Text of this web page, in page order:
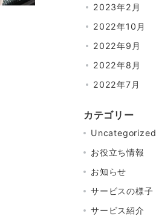
2023年2月
2022年10月
2022年9月
2022年8月
2022年7月
カテゴリー
Uncategorized
お役立ち情報
お知らせ
サービスの様子
サービス紹介